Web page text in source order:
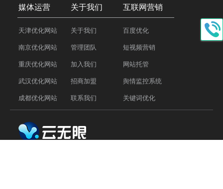
媒体运营
天津优化网站
南京优化网站
重庆优化网站
武汉优化网站
成都优化网站
关于我们
关于我们
管理团队
加入我们
招商加盟
联系我们
互联网营销
百度优化
短视频营销
网站托管
舆情监控系统
关键词优化